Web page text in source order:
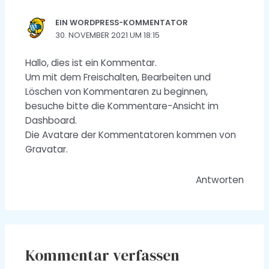
EIN WORDPRESS-KOMMENTATOR
30. NOVEMBER 2021 UM 18:15
Hallo, dies ist ein Kommentar.
Um mit dem Freischalten, Bearbeiten und
Löschen von Kommentaren zu beginnen,
besuche bitte die Kommentare-Ansicht im
Dashboard.
Die Avatare der Kommentatoren kommen von
Gravatar.
Antworten
Kommentar verfassen